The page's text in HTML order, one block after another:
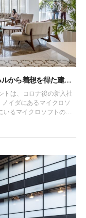
使用し、歩いていて心
壁は、技術的な素晴ら
生した30年代の流線型
ました。階段は糸と布の
史的で格式の高い衣料
ールのパターンは、
ルとしてよく知られて
ます。天然ベニヤ
ルフェルト、ウッドフ
使用されています。 受
から着想を得た建築
, インド
イダにあるマイクロソ
された後にオフィスに
る技術主導のインフラ
身を置くことになるので
だけでなく、これから入
るはずです。インドの
建てのビルの最上階3階
ター（IDC）があります。
と異なるのは、その歴
ーホワイトに塗られた